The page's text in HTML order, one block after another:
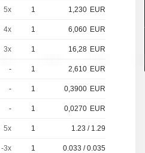
5x 1 1,230 EUR
4x 1 6,060 EUR
3x 1 16,28 EUR
- 1 2,610 EUR
- 1 0,3900 EUR
- 1 0,0270 EUR
5x 1 1.23 / 1.29
-3x 1 0.033 / 0.035